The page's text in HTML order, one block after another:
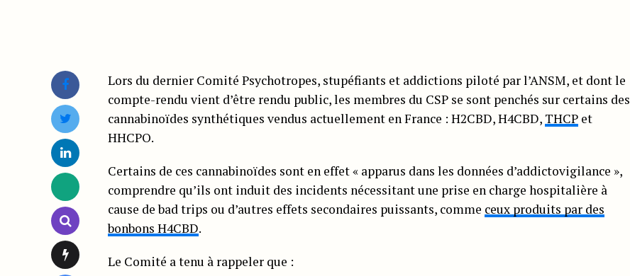
Lors du dernier Comité Psychotropes, stupéfiants et addictions piloté par l’ANSM, et dont le
compte-rendu vient d’être rendu public, les membres du CSP se sont penchés sur certains des
cannabinoïdes synthétiques vendus actuellement en France : H2CBD, H4CBD, THCP et
HHCPO.
Certains de ces cannabinoïdes sont en effet « apparus dans les données d’addictovigilance »,
comprendre qu’ils ont induit des incidents nécessitant une prise en charge hospitalière à
cause de bad trips ou d’autres effets secondaires puissants, comme ceux produits par des
bonbons H4CBD.
Le Comité a tenu à rappeler que :